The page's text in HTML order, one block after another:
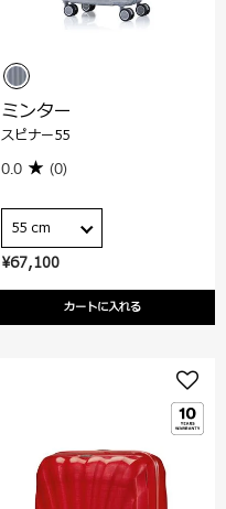
¥67,100
カートに入れる
ミンター
スピナー55
0.0 (0)
55 cm